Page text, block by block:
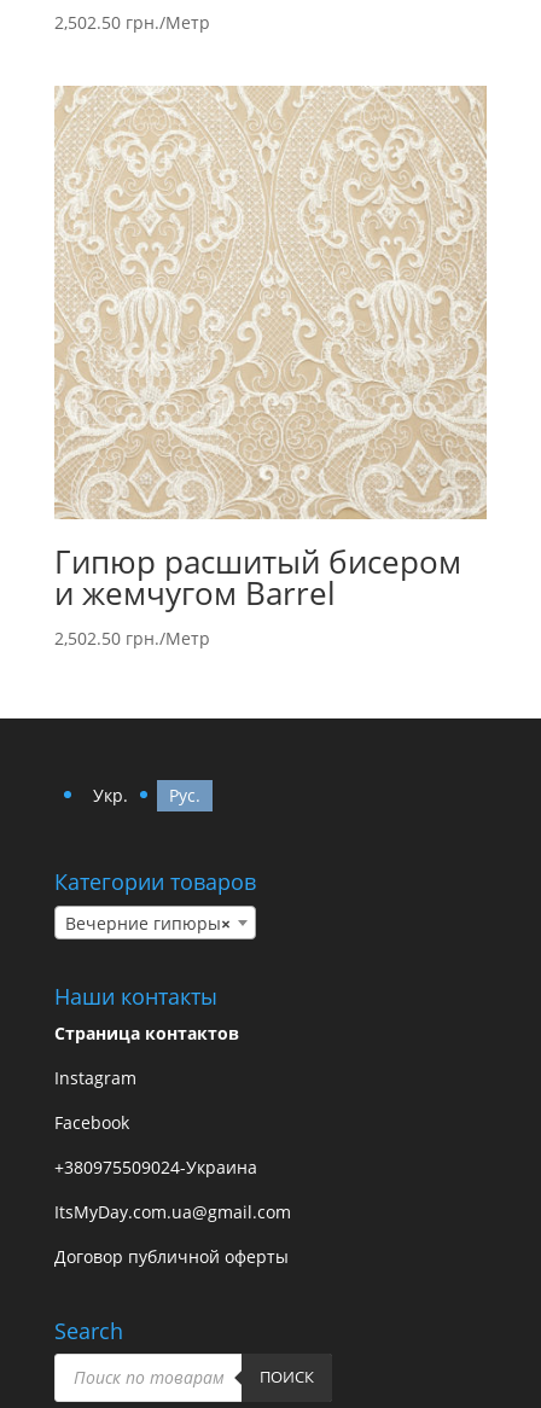
2,502.50 грн./Метр
Гипюр расшитый бисером
и жемчугом Barrel
2,502.50 грн./Метр
Укр. Рус.
Категории товаров
×
Вечерние гипюры
Наши контакты
Страница контактов
Instagram
Facebook
+380975509024-Украина
ItsMyDay.com.ua@gmail.com
Договор публичной оферты
Search
Поиск
товаров ПОИСК